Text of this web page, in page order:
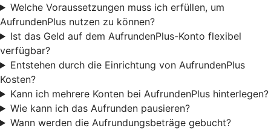
Welche Voraussetzungen muss ich erfüllen, um
AufrundenPlus nutzen zu können?
Ist das Geld auf dem AufrundenPlus-Konto flexibel
verfügbar?
Entstehen durch die Einrichtung von AufrundenPlus
Kosten?
Kann ich mehrere Konten bei AufrundenPlus hinterlegen?
Wie kann ich das Aufrunden pausieren?
Wann werden die Aufrundungsbeträge gebucht?